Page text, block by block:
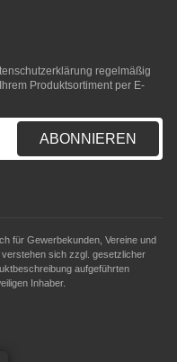
regelmäßig
Produktsortiment per E-
ABONNIEREN
für Gewerbekunden, Vereine und
sich zzgl. gesetzlicher
aufgeführten
Inhaber.